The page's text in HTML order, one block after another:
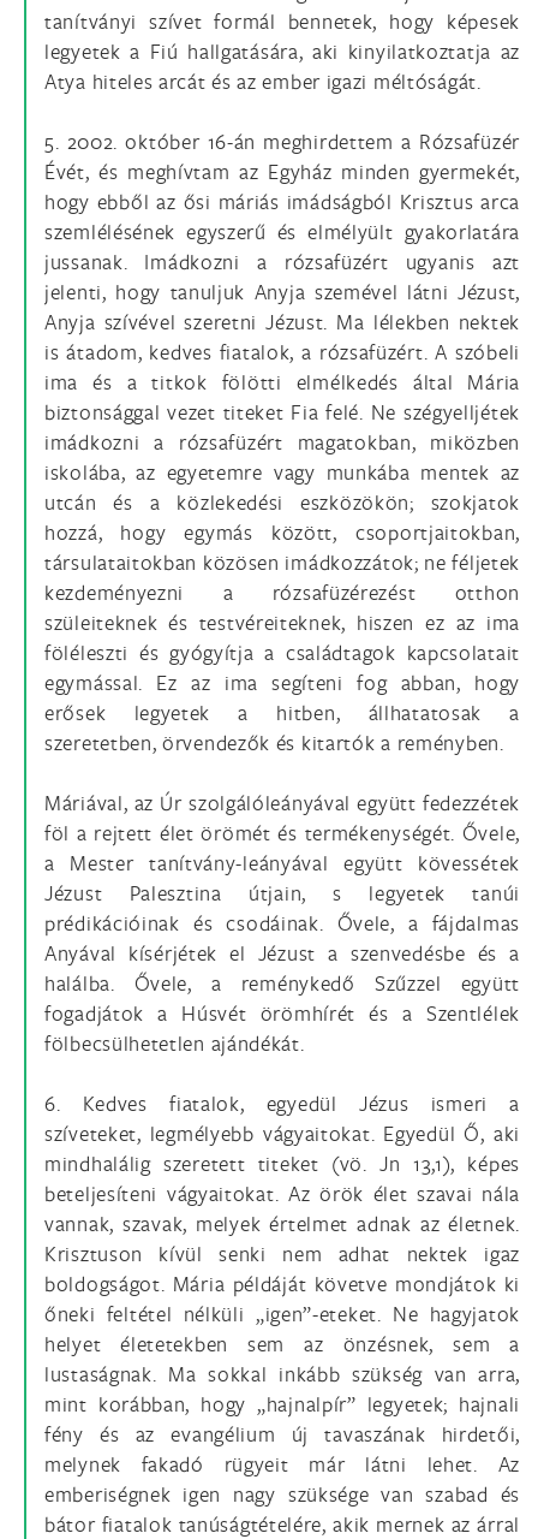
tanítványi szívet formál bennetek, hogy képesek
legyetek a Fiú hallgatására, aki kinyilatkoztatja az
Atya hiteles arcát és az ember igazi méltóságát.
5. 2002. október 16-án meghirdettem a Rózsafüzér
Évét, és meghívtam az Egyház minden gyermekét,
hogy ebből az ősi máriás imádságból Krisztus arca
szemlélésének egyszerű és elmélyült gyakorlatára
jussanak. Imádkozni a rózsafüzért ugyanis azt
jelenti, hogy tanuljuk Anyja szemével látni Jézust,
Anyja szívével szeretni Jézust. Ma lélekben nektek
is átadom, kedves fiatalok, a rózsafüzért. A szóbeli
ima és a titkok fölötti elmélkedés által Mária
biztonsággal vezet titeket Fia felé. Ne szégyelljétek
imádkozni a rózsafüzért magatokban, miközben
iskolába, az egyetemre vagy munkába mentek az
utcán és a közlekedési eszközökön; szokjatok
hozzá, hogy egymás között, csoportjaitokban,
társulataitokban közösen imádkozzátok; ne féljetek
kezdeményezni a rózsafüzérezést otthon
szüleiteknek és testvéreiteknek, hiszen ez az ima
föléleszti és gyógyítja a családtagok kapcsolatait
egymással. Ez az ima segíteni fog abban, hogy
erősek legyetek a hitben, állhatatosak a
szeretetben, örvendezők és kitartók a reményben.
Máriával, az Úr szolgálóleányával együtt fedezzétek
föl a rejtett élet örömét és termékenységét. Ővele,
a Mester tanítvány-leányával együtt kövessétek
Jézust Palesztina útjain, s legyetek tanúi
prédikációinak és csodáinak. Ővele, a fájdalmas
Anyával kísérjétek el Jézust a szenvedésbe és a
halálba. Ővele, a reménykedő Szűzzel együtt
fogadjátok a Húsvét örömhírét és a Szentlélek
fölbecsülhetetlen ajándékát.
6. Kedves fiatalok, egyedül Jézus ismeri a
szíveteket, legmélyebb vágyaitokat. Egyedül Ő, aki
mindhalálig szeretett titeket (vö. Jn 13,1), képes
beteljesíteni vágyaitokat. Az örök élet szavai nála
vannak, szavak, melyek értelmet adnak az életnek.
Krisztuson kívül senki nem adhat nektek igaz
boldogságot. Mária példáját követve mondjátok ki
őneki feltétel nélküli „igen”-eteket. Ne hagyjatok
helyet életetekben sem az önzésnek, sem a
lustaságnak. Ma sokkal inkább szükség van arra,
mint korábban, hogy „hajnalpír” legyetek; hajnali
fény és az evangélium új tavaszának hirdetői,
melynek fakadó rügyeit már látni lehet. Az
emberiségnek igen nagy szüksége van szabad és
bátor fiatalok tanúságtételére, akik mernek az árral